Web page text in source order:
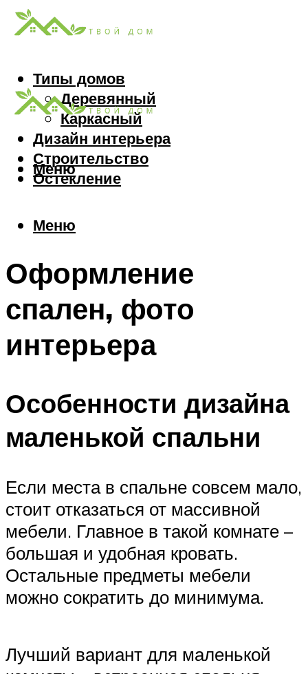
Типы домов
Деревянный
Каркасный
Дизайн интерьера
Строительство
Остекление
Меню
Меню
Оформление
спален, фото
интерьера
Особенности дизайна
маленькой спальни
Если места в спальне совсем мало,
стоит отказаться от массивной
мебели. Главное в такой комнате –
большая и удобная кровать.
Остальные предметы мебели
можно сократить до минимума.
Лучший вариант для маленькой